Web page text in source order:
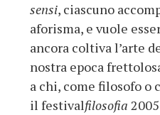
sensi, ciascuno
aforisma, e vuole
ancora coltiva l’arte
nostra epoca
a chi, come filosofo o
il festivalfilosofia